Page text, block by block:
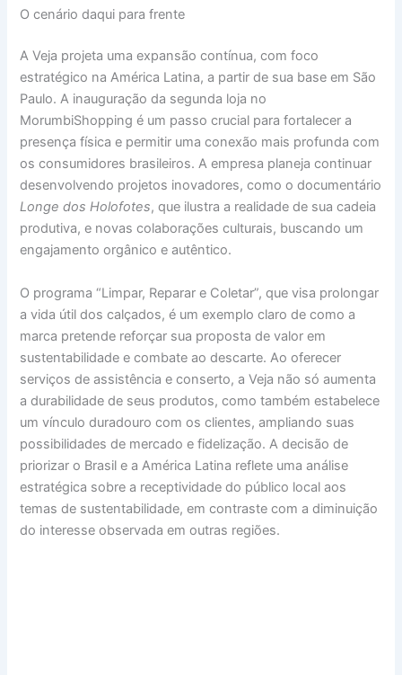
O cenário daqui para frente
A Veja projeta uma expansão contínua, com foco
estratégico na América Latina, a partir de sua base em São
Paulo. A inauguração da segunda loja no
MorumbiShopping é um passo crucial para fortalecer a
presença física e permitir uma conexão mais profunda com
os consumidores brasileiros. A empresa planeja continuar
desenvolvendo projetos inovadores, como o documentário
Longe dos Holofotes, que ilustra a realidade de sua cadeia
produtiva, e novas colaborações culturais, buscando um
engajamento orgânico e autêntico.
O programa “Limpar, Reparar e Coletar”, que visa prolongar
a vida útil dos calçados, é um exemplo claro de como a
marca pretende reforçar sua proposta de valor em
sustentabilidade e combate ao descarte. Ao oferecer
serviços de assistência e conserto, a Veja não só aumenta
a durabilidade de seus produtos, como também estabelece
um vínculo duradouro com os clientes, ampliando suas
possibilidades de mercado e fidelização. A decisão de
priorizar o Brasil e a América Latina reflete uma análise
estratégica sobre a receptividade do público local aos
temas de sustentabilidade, em contraste com a diminuição
do interesse observada em outras regiões.